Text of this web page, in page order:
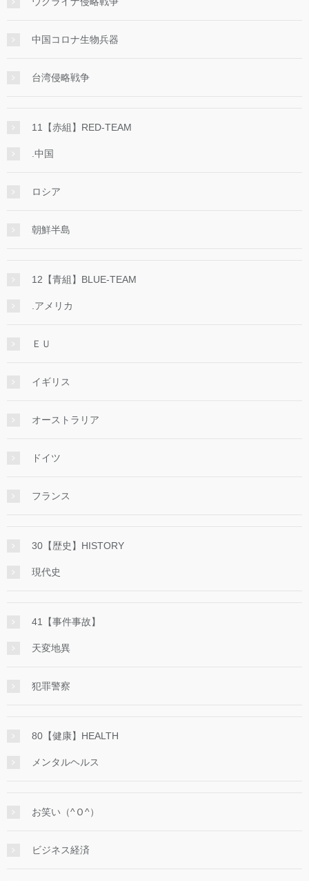
中国コロナ生物兵器
台湾侵略戦争
11【赤組】RED-TEAM
.中国
ロシア
朝鮮半島
12【青組】BLUE-TEAM
.アメリカ
ＥＵ
イギリス
オーストラリア
ドイツ
フランス
30【歴史】HISTORY
現代史
41【事件事故】
天変地異
犯罪警察
80【健康】HEALTH
メンタルヘルス
お笑い（^Ｏ^）
ビジネス経済